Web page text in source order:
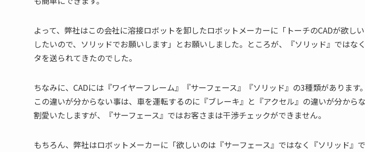
よって、弊社はこの会社に溶接ロボットを卸したロボットメーカーに「トーチのCADが欲し
したいので、ソリッドでお願いします」とお願いしました。ところが、『ソリッド』ではな
タを送られてきたのでした。
ちなみに、CADには『ワイヤーフレーム』『サーフェース』『ソリッド』の3種類があります
この違いが分からない事は、車を運転するのに『ブレーキ』と『アクセル』の違いが分から
割愛いたしますが、『サーフェース』ではお客さまは干渉チェックができません。
もちろん、弊社はロボットメーカーに「欲しいのは『サーフェース』ではなく『ソリッド』